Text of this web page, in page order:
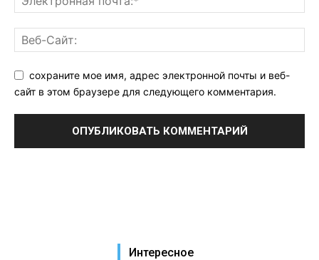
сохраните мое имя, адрес электронной почты и веб-
сайт в этом браузере для следующего комментария.
Интересное